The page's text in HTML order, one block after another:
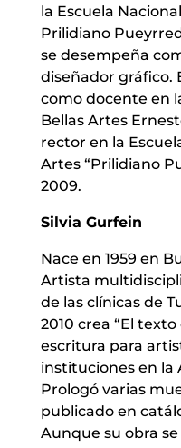
la Escuela
Prilidiano
se desempeña
diseñador gráfico.
como docente en
Bellas Artes
rector en la
Artes “Prilidiano
2009.
Silvia Gurfein
Nace en 1959 en
Artista
de las clínicas de
2010 crea “El
escritura para
instituciones en la
Prologó varias
publicado en
Aunque su obra